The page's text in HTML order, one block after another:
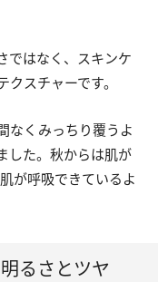
ではなく、スキンケ
スチャーです。
なくみっちり覆うよ
した。秋からは肌が
が呼吸できているよ
るさとツヤ